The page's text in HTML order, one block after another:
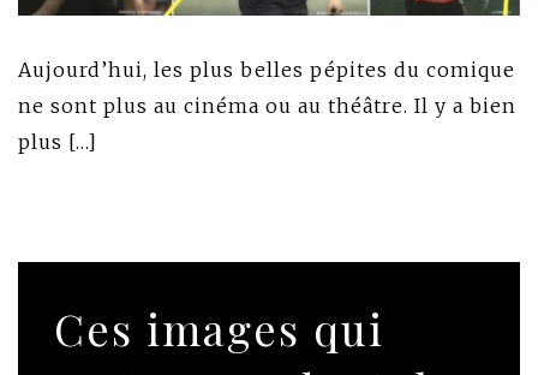
Aujourd’hui, les plus belles pépites du comique
ne sont plus au cinéma ou au théâtre. Il y a bien
plus […]
Ces images qui